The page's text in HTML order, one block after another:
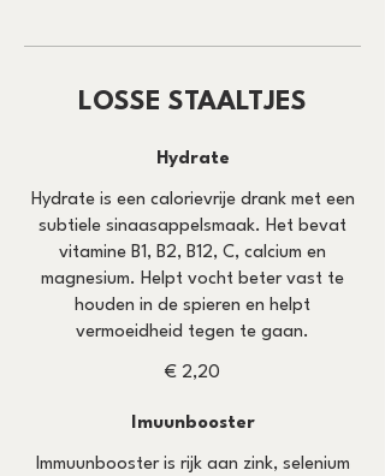
LOSSE STAALTJES
Hydrate
Hydrate is een calorievrije drank met een
subtiele sinaasappelsmaak. Het bevat
vitamine B1, B2, B12, C, calcium en
magnesium. Helpt vocht beter vast te
houden in de spieren en helpt
vermoeidheid tegen te gaan.
€ 2,20
Imuunbooster
Immuunbooster is rijk aan zink, selenium